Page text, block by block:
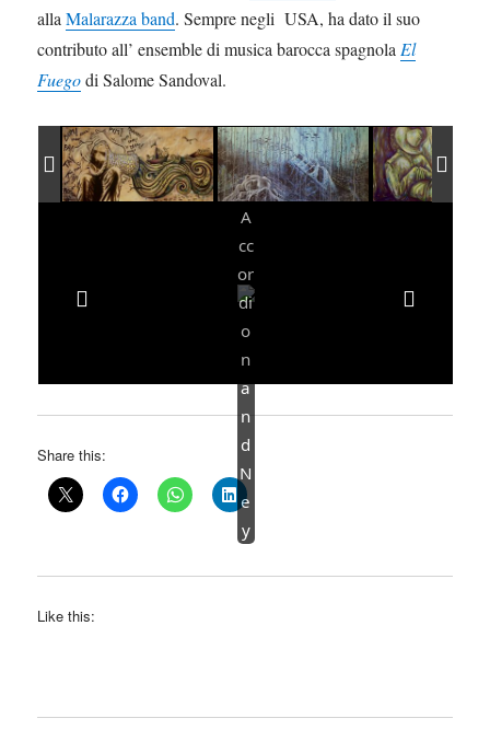
allaMalarazza band. Sempre negli USA, ha dato il suo
contributo all’ ensemble di musica barocca spagnolaEl
Fuegodi Salome Sandoval.
Share this:
Like this: